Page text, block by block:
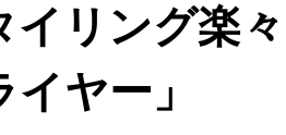
イリング楽
ヤー」